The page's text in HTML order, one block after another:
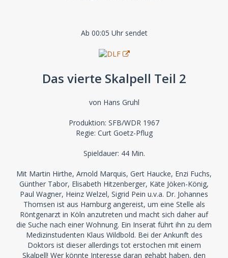
Ab 00:05 Uhr sendet
Das vierte Skalpell Teil 2
von Hans Gruhl
Produktion: SFB/WDR 1967
Regie: Curt Goetz-Pflug
Spieldauer: 44 Min.
Mit Martin Hirthe, Arnold Marquis, Gert Haucke, Enzi Fuchs,
Günther Tabor, Elisabeth Hitzenberger, Käte Jöken-König,
Paul Wagner, Heinz Welzel, Sigrid Pein u.v.a. Dr. Johannes
Thomsen ist aus Hamburg angereist, um eine Stelle als
Röntgenarzt in Köln anzutreten und macht sich daher auf
die Suche nach einer Wohnung. Ein Inserat führt ihn zu dem
Medizinstudenten Klaus Wildbold. Bei der Ankunft des
Doktors ist dieser allerdings tot erstochen mit einem
Skalpell! Wer könnte Interesse daran gehabt haben, den